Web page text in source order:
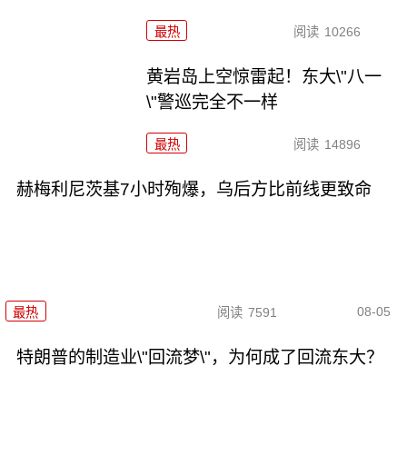
最热 阅读 10266
黄岩岛上空惊雷起！东大\"八一
\"警巡完全不一样
最热 阅读 14896
赫梅利尼茨基7小时殉爆，乌后方比前线更致命
最热 阅读 7591 08-05
特朗普的制造业\"回流梦\"，为何成了回流东大？